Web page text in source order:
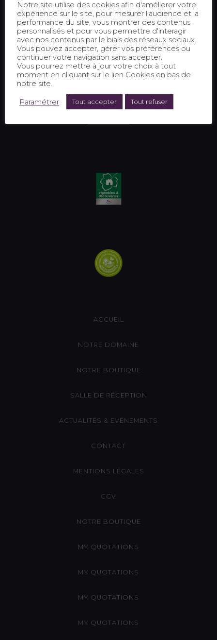
ACCUEIL
NOTRE DOMAINE
NOTRE BOUTIQUE
SALLE DE RÉCEPTION
ACTUALITÉS & EVÉNEMENTS
CONTACT
MENTIONS LÉGALES
CGV
NOTRE BOUTIQUE
MY QUOTATIONS
MY QUOTATIONS
MY QUOTATIONS
MY QUOTATIONS
Notre site utilise des cookies afin d'améliorer votre
expérience sur le site, pour mesurer l'audience et la
performance du site, vous montrer des contenus
personnalisés et pour vous permettre d'interagir
avec nos contenus par le biais des réseaux sociaux.
Vous pouvez accepter, gérer vos préférences ou
continuer votre navigation sans accepter.
Vous pourrez mettre à jour votre choix à tout
moment en cliquant sur le lien Cookies en bas de
notre site.
Paramétrer Tout accepter Tout refuser